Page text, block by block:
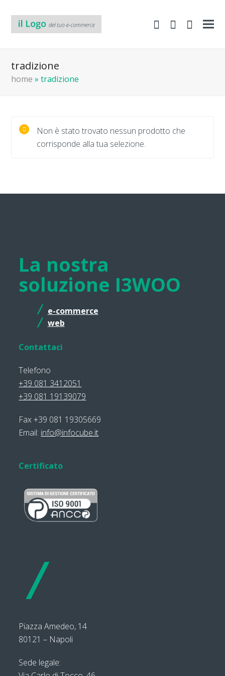
shopping-
Areasearch
tradizione
home »tradizione
Non è stato trovato nessun prodotto che
corrisponde alla tua selezione.
La nostra
soluzione I3WOO
e-commerce
web
Contattaci
Telefono
+39 081 3412051
+39 081 19139079
Fax +39 081 19305669
Email: info@infocube.it
Certificato
Piazza Amedeo, 14
80121 – Napoli
Sede legale: